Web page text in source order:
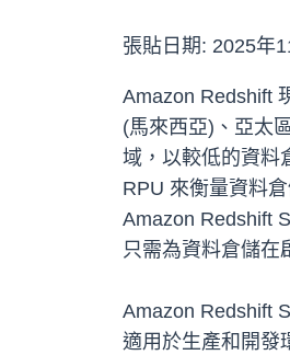
張貼日期: 2025年
Amazon Redshift
(馬來西亞)、亞太
域，以較低的資料
RPU 來衡量資料
Amazon Redshift
只需為資料倉儲在
Amazon Redshift
適用於生產和開發